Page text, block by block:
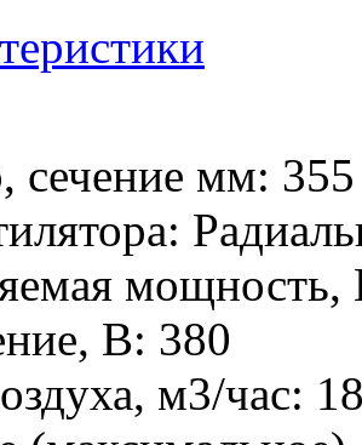
сечение мм: 355
:
мощность,
В: 380
м3/час: